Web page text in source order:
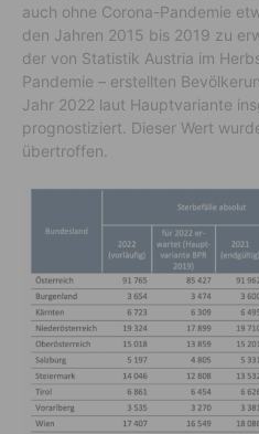
auch ohne Corona-Pandemie
den Jahren 2015 bis 2019 zu
der von Statistik Austria im
Pandemie – erstellten
Jahr 2022 laut Hauptvariante
prognostiziert. Dieser Wert
übertroffen.